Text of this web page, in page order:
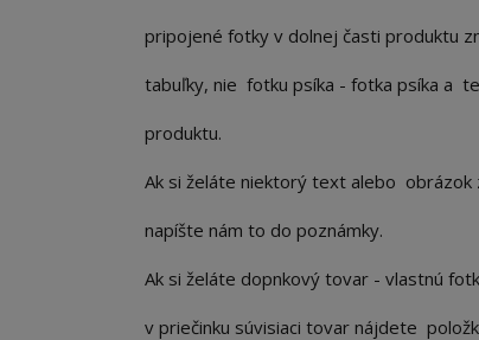
pripojené fotky v dolnej časti produktu
tabuľky, nie fotku psíka - fotka psíka a
produktu.
Ak si želáte niektorý text alebo obrázok
napíšte nám to do poznámky.
Ak si želáte dopnkový tovar - vlastnú
v priečinku súvisiaci tovar nájdete